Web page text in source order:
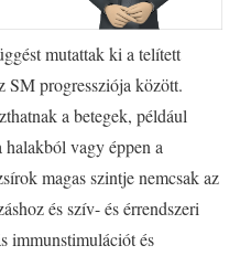
mutattak ki a telített
SM progressziója között.
a betegek, például
vagy éppen a
magas szintje nemcsak az
és szív- és érrendszeri
immunstimulációt és